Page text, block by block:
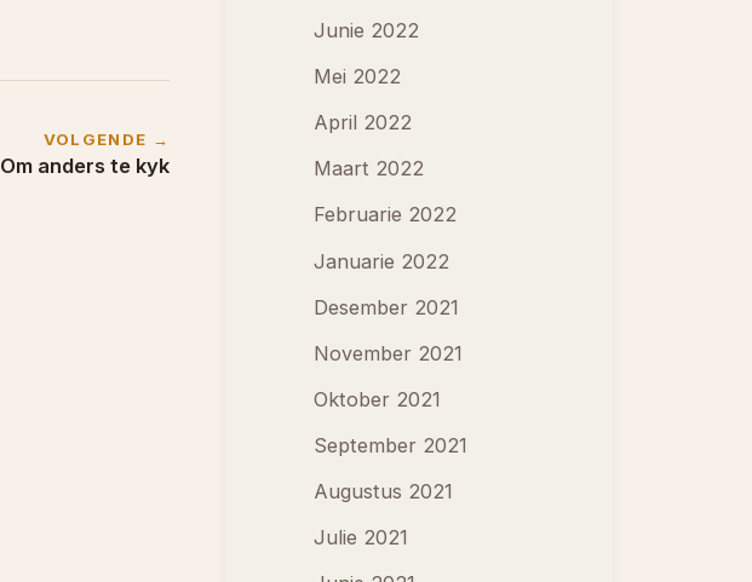
VOLGENDE →
Om anders te kyk
Junie 2022
Mei 2022
April 2022
Maart 2022
Februarie 2022
Januarie 2022
Desember 2021
November 2021
Oktober 2021
September 2021
Augustus 2021
Julie 2021